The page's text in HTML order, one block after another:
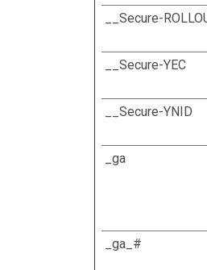
__Secure-
__Secure-YEC
__Secure-YNID
_ga
_ga_#